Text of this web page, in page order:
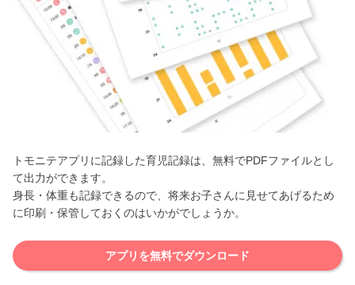
トモニテアプリに記録した育児記録は、無料でPDFファイルとし
て出力ができます。
身長・体重も記録できるので、将来お子さんに見せてあげるため
に印刷・保管しておくのはいかがでしょうか。
アプリを無料でダウンロード